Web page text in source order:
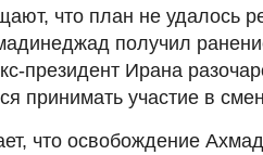
что план не удалось
получил
президент Ирана
принимать участие в
что освобождение